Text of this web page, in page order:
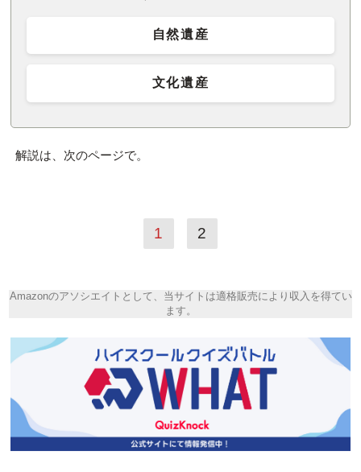
自然遺産
文化遺産
解説は、次のページで。
1 2
Amazonのアソシエイトとして、当サイトは適格販売により収入を得てい
ます。